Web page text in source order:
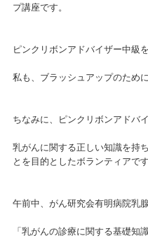
プ講座です。
ピンクリボンアドバイザー中級
私も、ブラッシュアップのため
ちなみに、ピンクリボンアドバ
乳がんに関する正しい知識を持
とを目的としたボランティアです
午前中、がん研究会有明病院乳
「乳がんの診療に関する基礎知